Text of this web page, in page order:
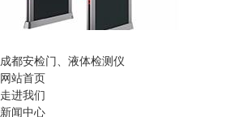
成都安检门、液体检测仪
网站首页
走进我们
新闻中心